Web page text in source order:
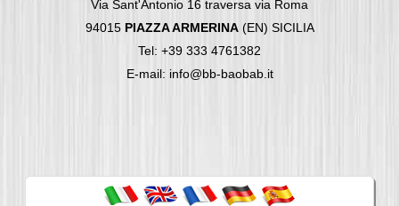
Via Sant'Antonio 16 traversa via Roma
94015 PIAZZA ARMERINA(EN) SICILIA
Tel: +39 333 4761382
E-mail: info@bb-baobab.it